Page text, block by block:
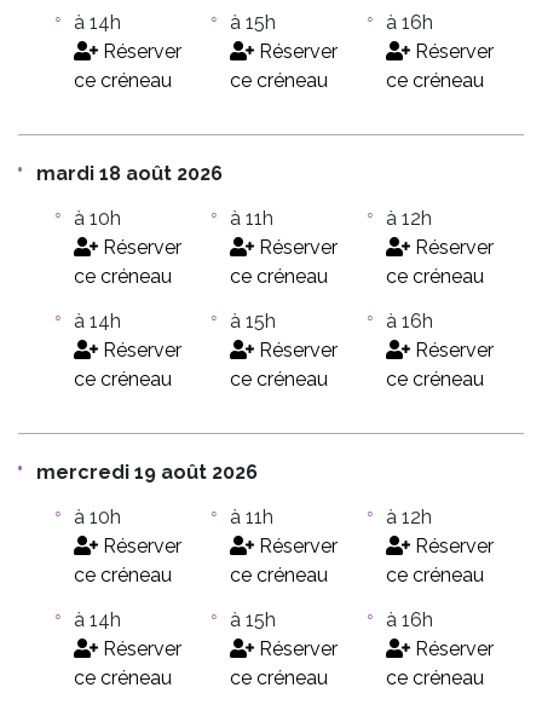
à 14h
Réserver
ce créneau
à 15h
Réserver
ce créneau
à 16h
Réserver
ce créneau
mardi 18 août 2026
à 10h
Réserver
ce créneau
à 11h
Réserver
ce créneau
à 12h
Réserver
ce créneau
à 14h
Réserver
ce créneau
à 15h
Réserver
ce créneau
à 16h
Réserver
ce créneau
mercredi 19 août 2026
à 10h
Réserver
ce créneau
à 11h
Réserver
ce créneau
à 12h
Réserver
ce créneau
à 14h
Réserver
ce créneau
à 15h
Réserver
ce créneau
à 16h
Réserver
ce créneau